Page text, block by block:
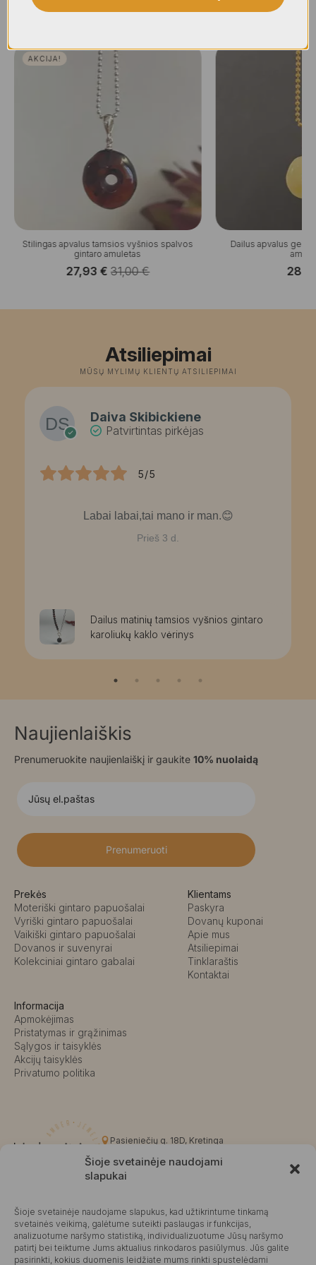
Šioje svetainėje naudojami
slapukai
Šioje svetainėje naudojame slapukus, kad užtikrintume tinkamą
svetainės veikimą, galėtume suteikti paslaugas ir funkcijas,
analizuotume naršymo statistiką, individualizuotume Jūsų naršymo
patirtį bei teiktume Jums aktualius rinkodaros pasiūlymus. Jūs galite
pasirinkti, kokius duomenis leidžiate mums rinkti spustelėdami
AKCIJA!
Stilingas apvalus tamsios vyšnios spalvos
gintaro amuletas
31,00€
Original
27,93 €Current
Dailus apvalus
Atsiliepimai
MŪSŲ MYLIMŲ KLIENTŲ ATSILIEPIMAI
Daiva Skibickiene
Patvirtintas pirkėjas
5/5
Labai labai,tai mano ir man.😊
Prieš 3 d.
Dailus matinių tamsios vyšnios gintaro
karoliukų kaklo vėrinys
Naujienlaiškis
Prenumeruokite naujienlaiškį ir gaukite 10% nuolaidą
Prenumeruoti
Prekės
Moteriški gintaro papuošalai
Vyriški gintaro papuošalai
Vaikiški gintaro papuošalai
Dovanos ir suvenyrai
Kolekciniai gintaro gabalai
Klientams
Paskyra
Dovanų kuponai
Apie mus
Atsiliepimai
Tinklaraštis
Kontaktai
Informacija
Apmokėjimas
Pristatymas ir grąžinimas
Sąlygos ir taisyklės
Akcijų taisyklės
Privatumo politika
Pasieniečių g. 18D, Kretinga
info@kalvaite.lt
Kalvaitė
Produktų įvertinimas 4.99 / 5 Atsiliepimai